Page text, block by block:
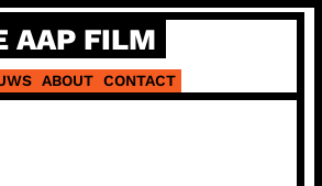
AAP FILM
ABOUT CONTACT